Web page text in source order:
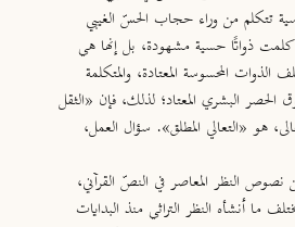
تتكلم من وراء حجاب الحسّ الغيبي
كلمت ذواتًا حسية مشهودة، بل إنها هي
الذوات المحسوسة المعتادة، والمتكلمة
الحصر البشري المعتاد؛ لذلك، فإن «الثقل
هو «التعالي المطلق». سؤال العمل،
نصوص النظر المعاصر في النصّ القرآني،
ما أنشأه النظر التراثي منذ البدايات